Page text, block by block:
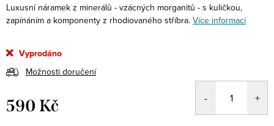
Luxusní náramek z minerálů - vzácných morganitů - s kuličkou,
zapínáním a komponenty z rhodiovaného stříbra. Více informací
Vyprodáno
Možnosti doručení
590 Kč